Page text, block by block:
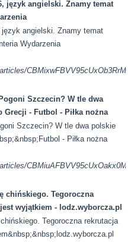
język angielski. Znamy temat
angielski. Znamy temat
Wydarzenia
Szczecin? W tle dwa
- Futbol - Piłka nożna
Szczecin? W tle dwa polskie
- Piłka nożna
chińskiego. Tegoroczna
wyjątkiem - lodz.wyborcza.pl
Tegoroczna rekrutacja